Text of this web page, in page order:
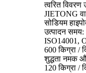
त्वरित विवरण
JIETONG
सोडियम
उत्पादन समय:
ISO14001,
600 किग्रा /
शुद्धता नमक
120 किग्रा /